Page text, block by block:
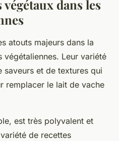
dans les
atouts majeurs dans la
végétaliennes. Leur variété
et de textures qui
remplacer le lait de vache
est très polyvalent et
de recettes